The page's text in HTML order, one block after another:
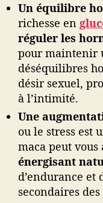
Un équilibre
richesse en
réguler les
pour maintenir
déséquilibres
désir sexuel,
à l’intimité.
Une
ou le stress est
maca peut
énergisant
d’endurance et
secondaires